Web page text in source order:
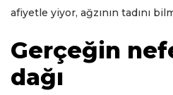
afiyetle yiyor, ağzının tadını
Gerçeğin
dağı